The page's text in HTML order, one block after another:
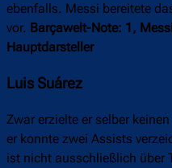
ebenfalls. Messi bereitete
vor. Barçawelt-Note: 1,
Hauptdarsteller
Luis Suárez
Zwar erzielte er selber
er konnte zwei Assists
ist nicht ausschließlich über